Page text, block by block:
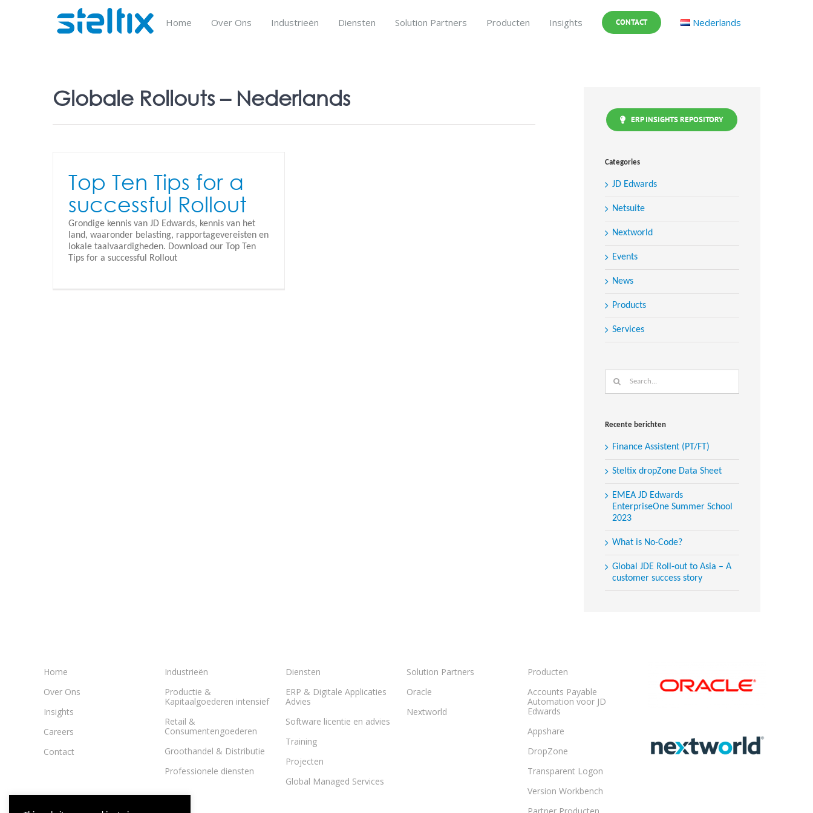
Home Over Ons Industrieën Diensten Solution Partners Producten Insights CONTACT Nederlands
Globale Rollouts – Nederlands
Top Ten Tips for a
successful Rollout
Grondige kennis van JD Edwards, kennis van het
land, waaronder belasting, rapportagevereisten en
lokale taalvaardigheden. Download our Top Ten
Tips for a successful Rollout
ERP INSIGHTS REPOSITORY
Categories
JD Edwards
Netsuite
Nextworld
Events
News
Products
Services
for:
Recente berichten
Finance Assistent (PT/FT)
Steltix dropZone Data Sheet
EMEA JD Edwards
EnterpriseOne Summer School
2023
What is No-Code?
Global JDE Roll-out to Asia – A
customer success story
Home
Over Ons
Insights
Careers
Contact
Industrieën
Productie &
Kapitaalgoederen intensief
Retail &
Consumentengoederen
Groothandel & Distributie
Professionele diensten
Diensten
ERP & Digitale Applicaties
Advies
Software licentie en advies
Training
Projecten
Global Managed Services
Solution Partners
Oracle
Nextworld
Producten
Accounts Payable
Automation voor JD
Edwards
Appshare
DropZone
Transparent Logon
Version Workbench